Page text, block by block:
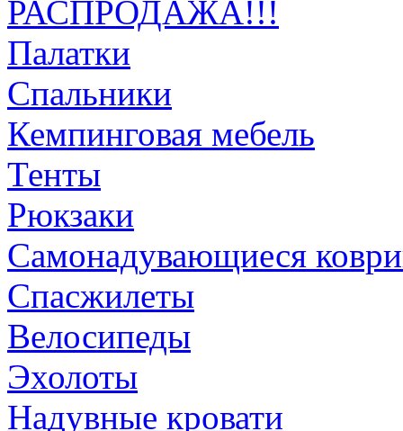
РАСПРОДАЖА!!!
Палатки
Спальники
Кемпинговая мебель
Тенты
Рюкзаки
Самонадувающиеся
Спасжилеты
Велосипеды
Эхолоты
Надувные кровати